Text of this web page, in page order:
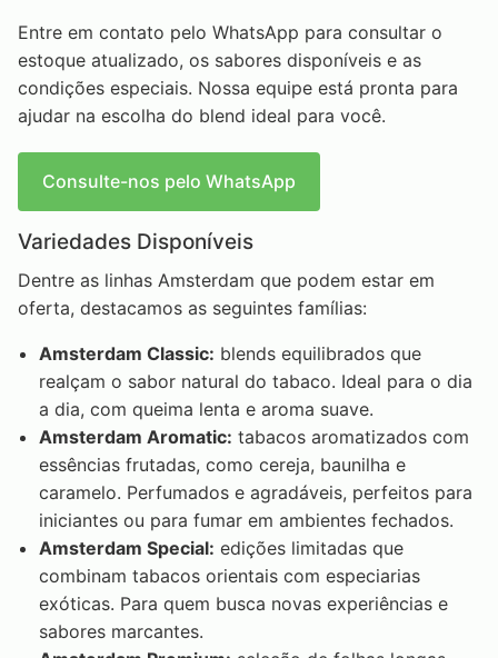
Entre em contato pelo WhatsApp para consultar o
estoque atualizado, os sabores disponíveis e as
condições especiais. Nossa equipe está pronta para
ajudar na escolha do blend ideal para você.
Consulte-nos pelo WhatsApp
Variedades Disponíveis
Dentre as linhas Amsterdam que podem estar em
oferta, destacamos as seguintes famílias:
Amsterdam Classic: blends equilibrados que
realçam o sabor natural do tabaco. Ideal para o dia
a dia, com queima lenta e aroma suave.
Amsterdam Aromatic: tabacos aromatizados com
essências frutadas, como cereja, baunilha e
caramelo. Perfumados e agradáveis, perfeitos para
iniciantes ou para fumar em ambientes fechados.
Amsterdam Special: edições limitadas que
combinam tabacos orientais com especiarias
exóticas. Para quem busca novas experiências e
sabores marcantes.